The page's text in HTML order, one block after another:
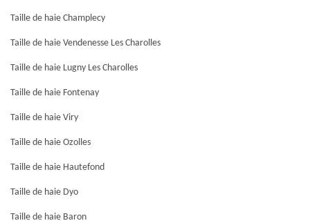
Taille de haie Champlecy
Taille de haie Vendenesse Les Charolles
Taille de haie Lugny Les Charolles
Taille de haie Fontenay
Taille de haie Viry
Taille de haie Ozolles
Taille de haie Hautefond
Taille de haie Dyo
Taille de haie Baron